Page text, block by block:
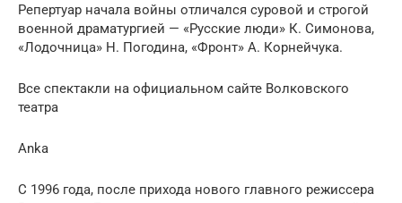
Репертуар начала войны отличался суровой и строгой
военной драматургией — «Русские люди» К. Симонова,
«Лодочница» Н. Погодина, «Фронт» А. Корнейчука.
Все спектакли на официальном сайте Волковского
театра
Anka
С 1996 года, после прихода нового главного режиссера